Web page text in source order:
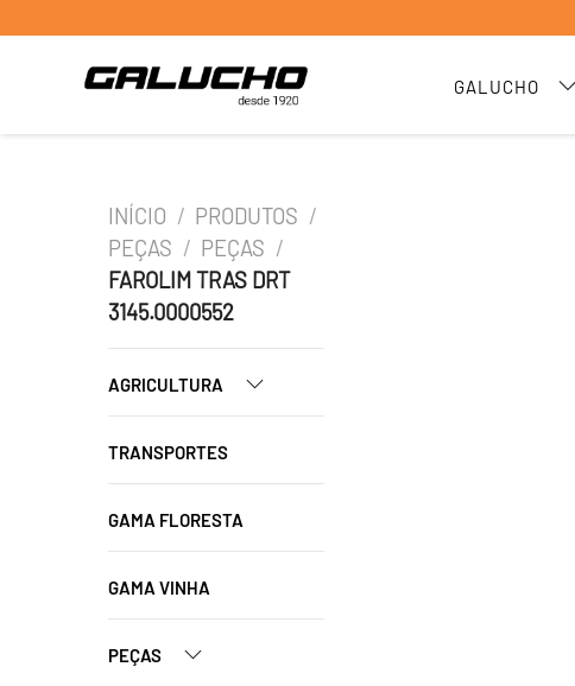
GALUCHO
INÍCIO / PRODUTOS /
PEÇAS / PEÇAS /
FAROLIM TRAS DRT
3145.0000552
AGRICULTURA
TRANSPORTES
GAMA FLORESTA
GAMA VINHA
PEÇAS